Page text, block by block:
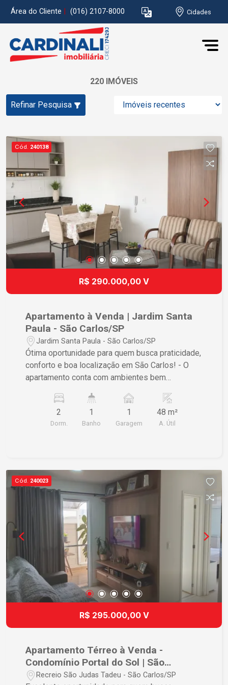
Área do Cliente (016) 2107-8000 Cidades
220 IMÓVEIS
Refinar Pesquisa
Cód. 240138
R$ 290.000,00 V
Apartamento à Venda | Jardim Santa
Paula - São Carlos/SP
Jardim Santa Paula - São Carlos/SP
Ótima oportunidade para quem busca praticidade,
conforto e boa localização em São Carlos! - O
apartamento conta com ambientes bem
Cozinha Banheiro Lavanderia 1 vaga de garagem
descoberta Localização Entre em contato para
mais informações e agende sua visita!
2
Dorm.
1
Banho
1
Garagem
48 m²
A. Útil
Cód. 240023
R$ 295.000,00 V
Apartamento Térreo à Venda -
Condomínio Portal do Sol | São
Carlos/SP
Recreio São Judas Tadeu - São Carlos/SP